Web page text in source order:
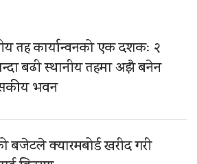
तह कार्यान्वनको एक दशकः २
बढी स्थानीय तहमा अझै बनेन
भवन
बजेटले क्यारमबोर्ड खरीद गरी